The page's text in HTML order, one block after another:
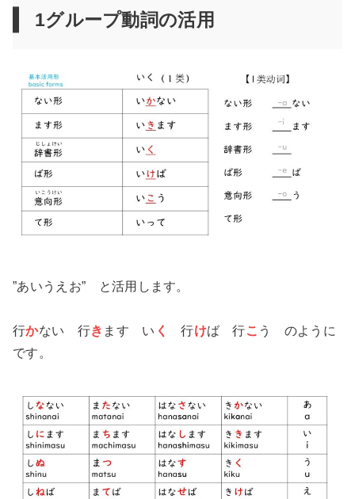
1グループ動詞の活用
”あいうえお” と活用します。
行かない 行き ます い く 行けば 行こ う のように
です。